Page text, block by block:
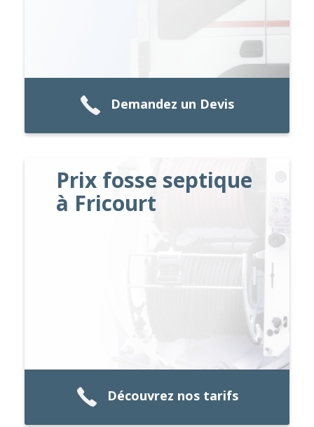
Demandez un Devis
Prix fosse septique
à Fricourt
Découvrez nos tarifs